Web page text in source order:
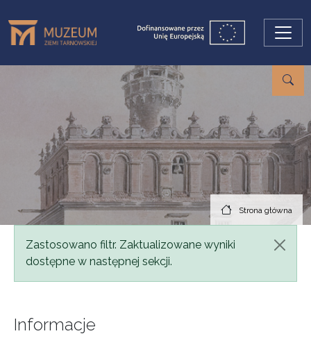
Strona główna
Komunikat
Zastosowano filtr. Zaktualizowane wyniki
dostępne w następnej sekcji.
Informacje